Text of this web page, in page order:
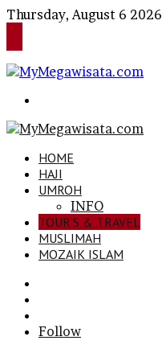
Thursday, August 6 2026
HOME
HAJI
UMROH
INFO
TOUR’S & TRAVEL
MUSLIMAH
MOZAIK ISLAM
In
Follow